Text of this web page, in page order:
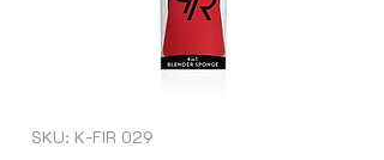
SKU: K-FIR 029